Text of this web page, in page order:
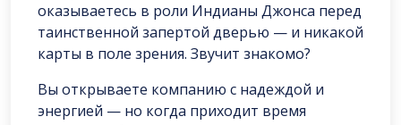
оказываетесь в роли Индианы Джонса перед
таинственной запертой дверью — и никакой
карты в поле зрения. Звучит знакомо?
Вы открываете компанию с надеждой и
энергией — но когда приходит время